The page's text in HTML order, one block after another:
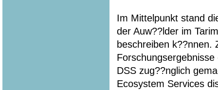
Im Mittelpunkt stand
der Auw??lder im
beschreiben
DSS zug??nglich
Ecosystem Services